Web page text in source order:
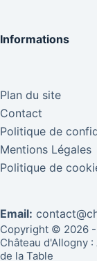
Informations
Plan du site
Contact
Politique de
Mentions Légales
Politique de
Email:
Copyright © 2026 -
Château d'Allogny :
de la Table